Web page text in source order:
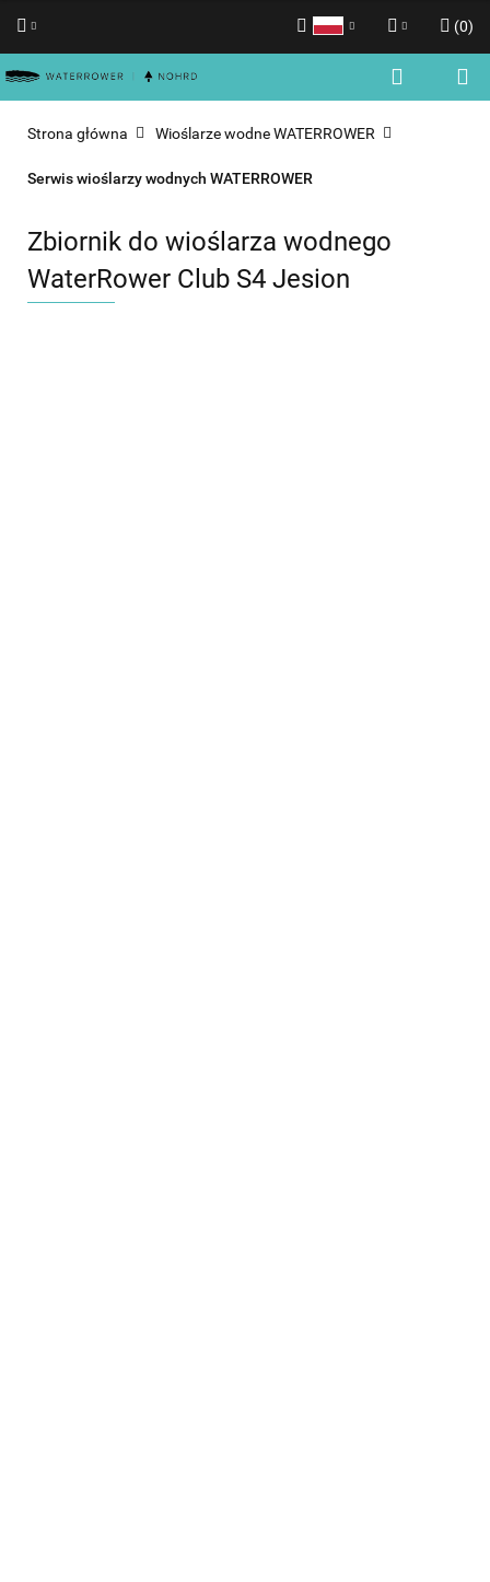
Zaloguj się
Zgody cookies
(0)
Strona główna Wioślarze wodne WATERROWER
Serwis wioślarzy wodnych WATERROWER
Zbiornik do wioślarza wodnego
WaterRower Club S4 Jesion